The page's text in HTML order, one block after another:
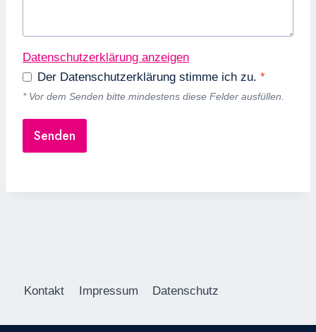
Datenschutzerklärung anzeigen
Der Datenschutzerklärung stimme ich zu. *
* Vor dem Senden bitte mindestens diese Felder ausfüllen.
Senden
Kontakt Impressum Datenschutz